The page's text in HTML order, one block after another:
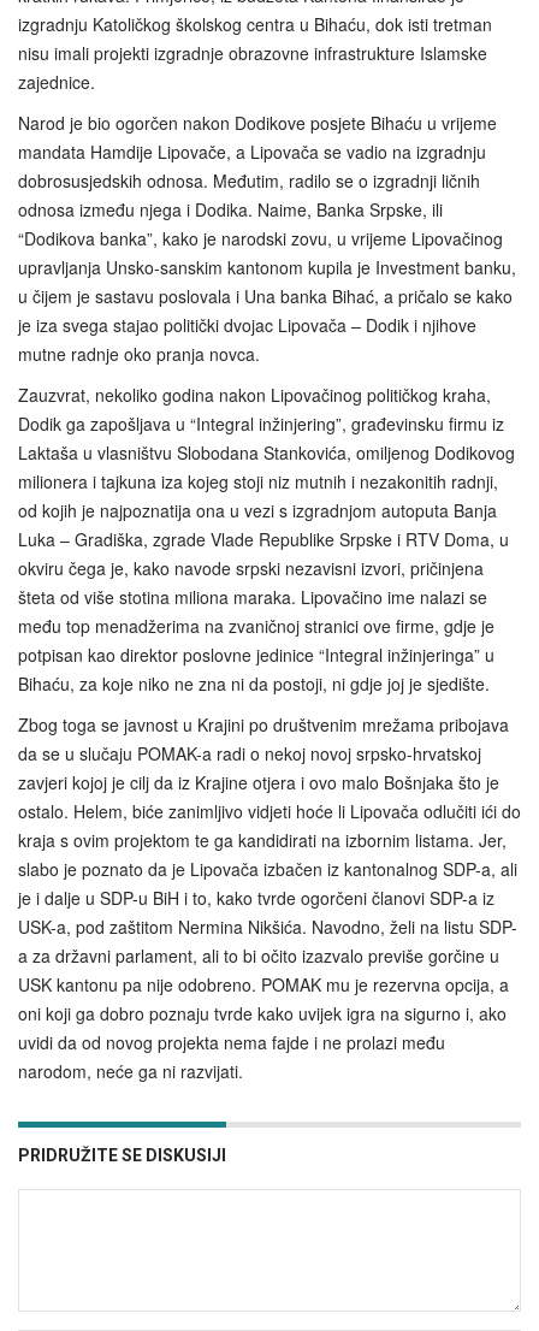
izgradnju Katoličkog školskog centra u Bihaću, dok isti tretman
nisu imali projekti izgradnje obrazovne infrastrukture Islamske
zajednice.
Narod je bio ogorčen nakon Dodikove posjete Bihaću u vrijeme
mandata Hamdije Lipovače, a Lipovača se vadio na izgradnju
dobrosusjedskih odnosa. Međutim, radilo se o izgradnji ličnih
odnosa između njega i Dodika. Naime, Banka Srpske, ili
“Dodikova banka”, kako je narodski zovu, u vrijeme Lipovačinog
upravljanja Unsko-sanskim kantonom kupila je Investment banku,
u čijem je sastavu poslovala i Una banka Bihać, a pričalo se kako
je iza svega stajao politički dvojac Lipovača – Dodik i njihove
mutne radnje oko pranja novca.
Zauzvrat, nekoliko godina nakon Lipovačinog političkog kraha,
Dodik ga zapošljava u “Integral inžinjering”, građevinsku firmu iz
Laktaša u vlasništvu Slobodana Stankovića, omiljenog Dodikovog
milionera i tajkuna iza kojeg stoji niz mutnih i nezakonitih radnji,
od kojih je najpoznatija ona u vezi s izgradnjom autoputa Banja
Luka – Gradiška, zgrade Vlade Republike Srpske i RTV Doma, u
okviru čega je, kako navode srpski nezavisni izvori, pričinjena
šteta od više stotina miliona maraka. Lipovačino ime nalazi se
među top menadžerima na zvaničnoj stranici ove firme, gdje je
potpisan kao direktor poslovne jedinice “Integral inžinjeringa” u
Bihaću, za koje niko ne zna ni da postoji, ni gdje joj je sjedište.
Zbog toga se javnost u Krajini po društvenim mrežama pribojava
da se u slučaju POMAK-a radi o nekoj novoj srpsko-hrvatskoj
zavjeri kojoj je cilj da iz Krajine otjera i ovo malo Bošnjaka što je
ostalo. Helem, biće zanimljivo vidjeti hoće li Lipovača odlučiti ići do
kraja s ovim projektom te ga kandidirati na izbornim listama. Jer,
slabo je poznato da je Lipovača izbačen iz kantonalnog SDP-a, ali
je i dalje u SDP-u BiH i to, kako tvrde ogorčeni članovi SDP-a iz
USK-a, pod zaštitom Nermina Nikšića. Navodno, želi na listu SDP-
a za državni parlament, ali to bi očito izazvalo previše gorčine u
USK kantonu pa nije odobreno. POMAK mu je rezervna opcija, a
oni koji ga dobro poznaju tvrde kako uvijek igra na sigurno i, ako
uvidi da od novog projekta nema fajde i ne prolazi među
narodom, neće ga ni razvijati.
PRIDRUŽITE SE DISKUSIJI